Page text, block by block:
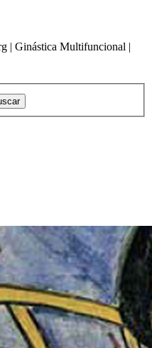
| Ginástica Multifuncional |